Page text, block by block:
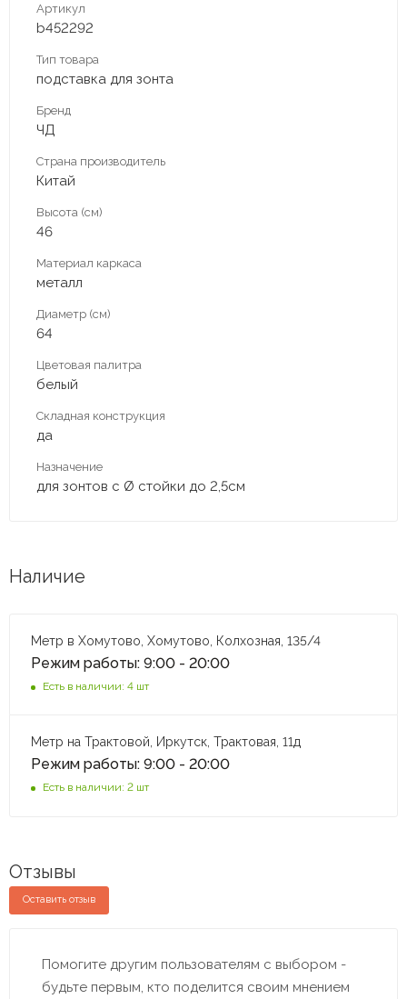
Артикул
b452292
Тип товара
подставка для зонта
Бренд
ЧД
Страна производитель
Китай
Высота (см)
46
Материал каркаса
металл
Диаметр (см)
64
Цветовая палитра
белый
Складная конструкция
да
Назначение
для зонтов с Ø стойки до 2,5см
Наличие
Метр в Хомутово, Хомутово, Колхозная, 135/4
Режим работы: 9:00 - 20:00
Есть в наличии: 4 шт
Метр на Трактовой, Иркутск, Трактовая, 11д
Режим работы: 9:00 - 20:00
Есть в наличии: 2 шт
Отзывы
Оставить отзыв
Помогите другим пользователям с выбором -
будьте первым, кто поделится своим мнением